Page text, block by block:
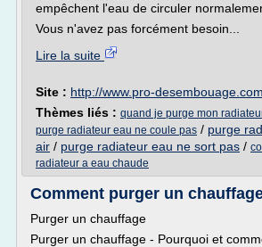
empêchent l'eau de circuler
Vous n'avez pas forcément besoin...
Lire la suite
Site : http://www.pro-desembouage.com
Thèmes liés : quand je purge mon
purge radiateur eau ne coule pas / purge
air / purge radiateur eau ne sort pas /
radiateur a eau chaude
Comment purger un
Purger un chauffage
Purger un chauffage - Pourquoi et